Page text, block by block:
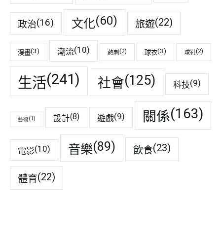
政治(16) 文化(60) 旅遊(22)
漫畫(3) 潮流(10) 熱刺 (2) 球衣(3) 球鞋(2)
生活(241) 社會(125) 科技(9)
藝術(1) 設計(8) 遊戲(9) 關係(163)
電影(10) 音樂(89) 飲食(23)
體育(22)